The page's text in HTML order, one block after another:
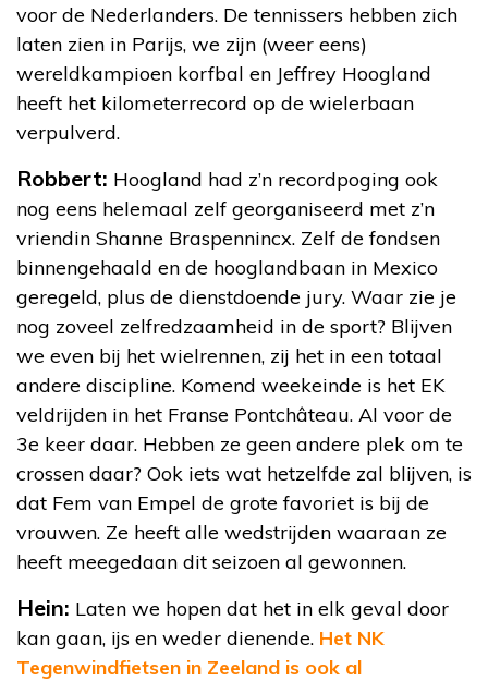
voor de Nederlanders. De tennissers hebben zich
laten zien in Parijs, we zijn (weer eens)
wereldkampioen korfbal en Jeffrey Hoogland
heeft het kilometerrecord op de wielerbaan
verpulverd.
Robbert: Hoogland had z’n recordpoging ook
nog eens helemaal zelf georganiseerd met z’n
vriendin Shanne Braspennincx. Zelf de fondsen
binnengehaald en de hooglandbaan in Mexico
geregeld, plus de dienstdoende jury. Waar zie je
nog zoveel zelfredzaamheid in de sport? Blijven
we even bij het wielrennen, zij het in een totaal
andere discipline. Komend weekeinde is het EK
veldrijden in het Franse Pontchâteau. Al voor de
3e keer daar. Hebben ze geen andere plek om te
crossen daar? Ook iets wat hetzelfde zal blijven, is
dat Fem van Empel de grote favoriet is bij de
vrouwen. Ze heeft alle wedstrijden waaraan ze
heeft meegedaan dit seizoen al gewonnen.
Hein: Laten we hopen dat het in elk geval door
kan gaan, ijs en weder dienende. Het NK
Tegenwindfietsen in Zeeland is ook al